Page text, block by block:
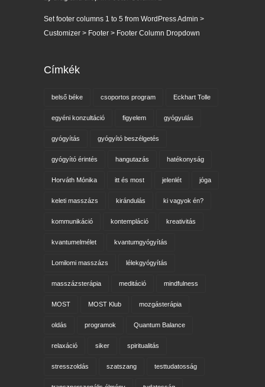
Replace this sample widget with your desired widget
from WordPress Admin > Appearance > Widgets Page
Set footer columns 1 to 5 from WordPress Admin >
Címkék
belső béke csoportos program
egyéni konzultáció figyelem gyógyulás
gyógyítás gyógyító beszélgetés
gyógyító érintés hangutazás hatékonyság
Horváth Mónika itt és most jelenlét
keleti masszázs kirándulás ki vagyok én?
kommunikáció kontempláció kreativitás
kvantumelmélet kvantumgyógyítás
Lomilomi masszázs lélekgyógyítás
masszázsterápia meditáció mindfulness
MOST MOST Klub mozgásterápia
oldás programok Quantum Balance